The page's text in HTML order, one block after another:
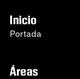
Inicio
Portada
Áreas